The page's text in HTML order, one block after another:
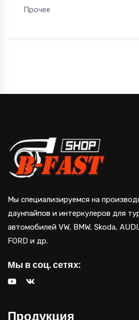
Прочее
Мы специализируемся на
даунпайпов и интеркулеров для
автомобилей VW, BMW, Skoda,
FORD и др.
Мы в соц. сетях:
Продукция